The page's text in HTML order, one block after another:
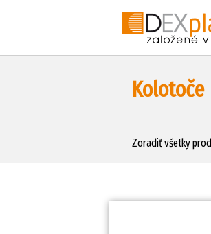
Kolotoče
Zoradiť všetky